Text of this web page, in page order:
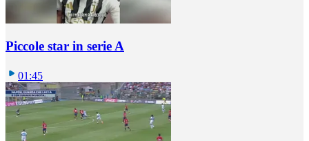
Piccole star in serie A
01:45